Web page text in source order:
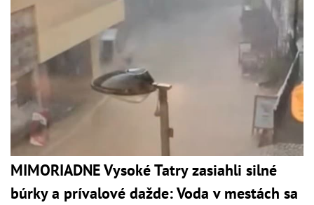
MIMORIADNE Vysoké Tatry zasiahli silné
búrky a prívalové dažde: Voda v mestách sa